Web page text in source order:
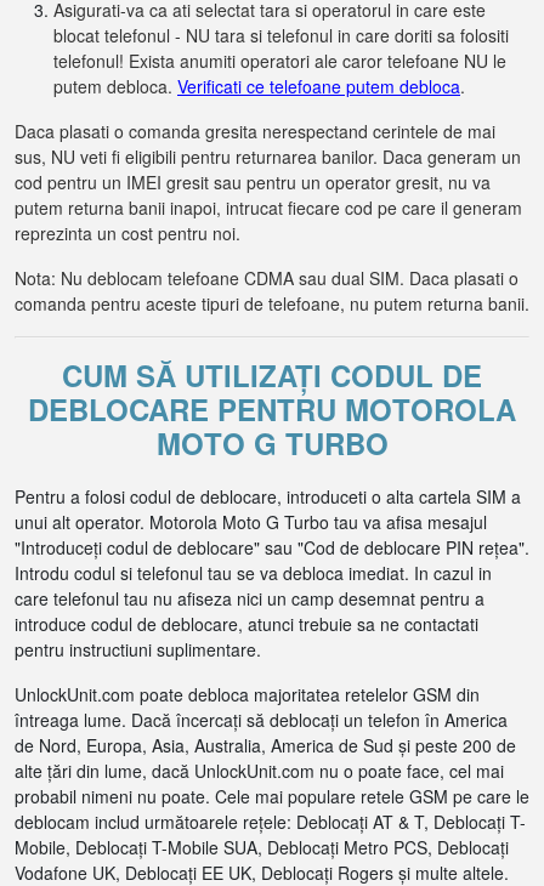
Asigurati-va ca ati selectat tara si operatorul in care este
blocat telefonul - NU tara si telefonul in care doriti sa folositi
telefonul! Exista anumiti operatori ale caror telefoane NU le
putem debloca. Verificati ce telefoane putem debloca.
Daca plasati o comanda gresita nerespectand cerintele de mai
sus, NU veti fi eligibili pentru returnarea banilor. Daca generam un
cod pentru un IMEI gresit sau pentru un operator gresit, nu va
putem returna banii inapoi, intrucat fiecare cod pe care il generam
reprezinta un cost pentru noi.
Nota: Nu deblocam telefoane CDMA sau dual SIM. Daca plasati o
comanda pentru aceste tipuri de telefoane, nu putem returna banii.
CUM SĂ UTILIZAȚI CODUL DE
DEBLOCARE PENTRU MOTOROLA
MOTO G TURBO
Pentru a folosi codul de deblocare, introduceti o alta cartela SIM a
unui alt operator. Motorola Moto G Turbo tau va afisa mesajul
"Introduceți codul de deblocare" sau "Cod de deblocare PIN rețea".
Introdu codul si telefonul tau se va debloca imediat. In cazul in
care telefonul tau nu afiseza nici un camp desemnat pentru a
introduce codul de deblocare, atunci trebuie sa ne contactati
pentru instructiuni suplimentare.
UnlockUnit.com poate debloca majoritatea retelelor GSM din
întreaga lume. Dacă încercați să deblocați un telefon în America
de Nord, Europa, Asia, Australia, America de Sud și peste 200 de
alte țări din lume, dacă UnlockUnit.com nu o poate face, cel mai
probabil nimeni nu poate. Cele mai populare retele GSM pe care le
deblocam includ următoarele rețele: Deblocați AT & T, Deblocați T-
Mobile, Deblocați T-Mobile SUA, Deblocați Metro PCS, Deblocați
Vodafone UK, Deblocați EE UK, Deblocați Rogers și multe altele.